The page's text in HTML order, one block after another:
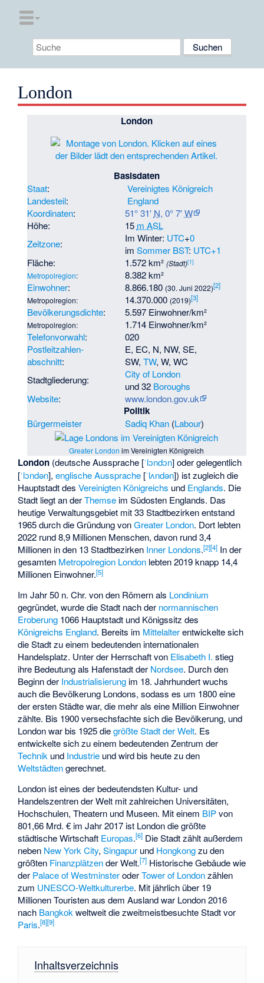
London
London
Basisdaten
Staat:
Vereinigtes Königreich
Landesteil:
England
Koordinaten: 51° 31′ N, 0° 7′W
Höhe:
15 m ASL
Zeitzone: Im Winter: UTC+0
im Sommer BST: UTC+1
Fläche:
Metropolregion:
1.572 km² (Stadt)[1]
8.382 km²
Einwohner:
Metropolregion:
8.866.180 (30. Juni 2022)[2]
14.370.000 (2019)[3]
Bevölkerungsdichte:
Metropolregion:
5.597 Einwohner/km²
1.714 Einwohner/km²
Telefonvorwahl:
020
Postleitzahlen-
abschnitt:
E, EC, N, NW, SE,
SW, TW, W, WC
Stadtgliederung:
City of London
und 32 Boroughs
Website: www.london.gov.uk
Politik
Bürgermeister Sadiq Khan(Labour)
Greater London im Vereinigten Königreich
London (deutsche Aussprache [ˈlɔndɔn] oder gelegentlich
[ˈlɔndən],englische Aussprache [ˈlʌndən]) ist zugleich die
Hauptstadt desVereinigten Königreichs und Englands. Die
Stadt liegt an derThemse im Südosten Englands. Das
heutige Verwaltungsgebiet mit 33 Stadtbezirken entstand
1965 durch die Gründung vonGreater London. Dort lebten
2022 rund 8,9 Millionen Menschen, davon rund 3,4
Millionen in den 13 Stadtbezirken Inner Londons.[2][4] In der
gesamten Metropolregion London lebten 2019 knapp 14,4
Millionen Einwohner.[5]
Im Jahr 50 n. Chr. von den Römern als Londinium
gegründet, wurde die Stadt nach der normannischen
Eroberung 1066 Hauptstadt und Königssitz des
Königreichs England. Bereits im Mittelalterentwickelte sich
die Stadt zu einem bedeutenden internationalen
Handelsplatz. Unter der Herrschaft von Elisabeth I. stieg
ihre Bedeutung als Hafenstadt der Nordsee. Durch den
Beginn der Industrialisierung im 18. Jahrhundert wuchs
auch die Bevölkerung Londons, sodass es um 1800 eine
der ersten Städte war, die mehr als eine Million Einwohner
zählte. Bis 1900 versechsfachte sich die Bevölkerung, und
London war bis 1925 diegrößte Stadt der Welt. Es
entwickelte sich zu einem bedeutenden Zentrum der
Technik und Industrie und wird bis heute zu den
Weltstädtengerechnet.
London ist eines der bedeutendsten Kultur- und
Handelszentren der Welt mit zahlreichen Universitäten,
Hochschulen, Theatern und Museen. Mit einem BIPvon
801,66 Mrd. € im Jahr 2017 ist London die größte
städtische Wirtschaft Europas.[6] Die Stadt zählt außerdem
neben New York City,Singapur und Hongkongzu den
größten Finanzplätzender Welt.[7] Historische Gebäude wie
der Palace of WestminsteroderTower of Londonzählen
zum UNESCO-Weltkulturerbe. Mit jährlich über 19
Millionen Touristen aus dem Ausland war London 2016
nach Bangkok weltweit die zweitmeistbesuchte Stadt vor
Paris.[8][9]
Inhaltsverzeichnis